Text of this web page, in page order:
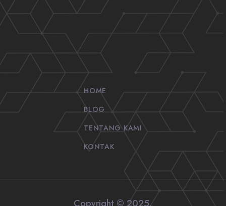
HOME
BLOG
TENTANG KAMI
KONTAK